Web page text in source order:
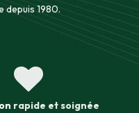
depuis 1980.
rapide et soignée